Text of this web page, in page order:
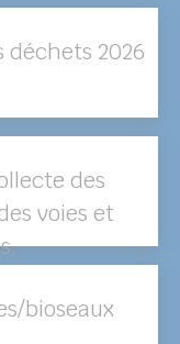
déchets 2026
des
voies et
bioseaux